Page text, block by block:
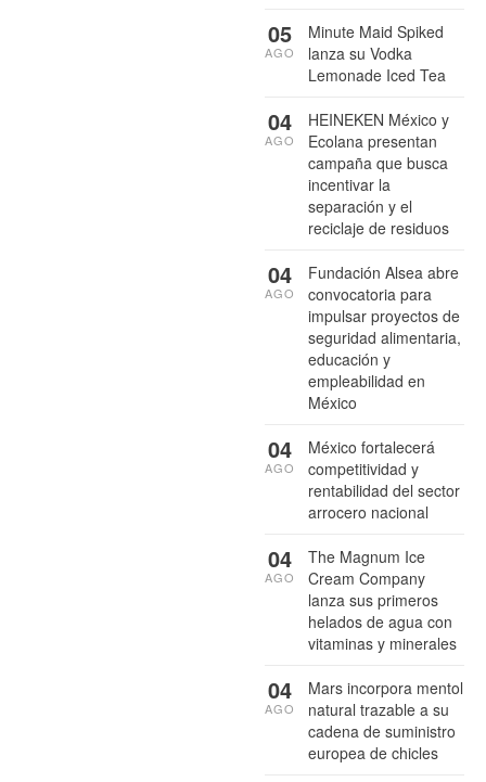
Minute Maid Spiked
lanza su Vodka
Lemonade Iced Tea
05
AGO
HEINEKEN México y
Ecolana presentan
campaña que busca
incentivar la
separación y el
reciclaje de residuos
04
AGO
Fundación Alsea abre
convocatoria para
impulsar proyectos de
seguridad alimentaria,
educación y
empleabilidad en
México
04
AGO
México fortalecerá
competitividad y
rentabilidad del sector
arrocero nacional
04
AGO
The Magnum Ice
Cream Company
lanza sus primeros
helados de agua con
vitaminas y minerales
04
AGO
Mars incorpora mentol
natural trazable a su
cadena de suministro
europea de chicles
04
AGO